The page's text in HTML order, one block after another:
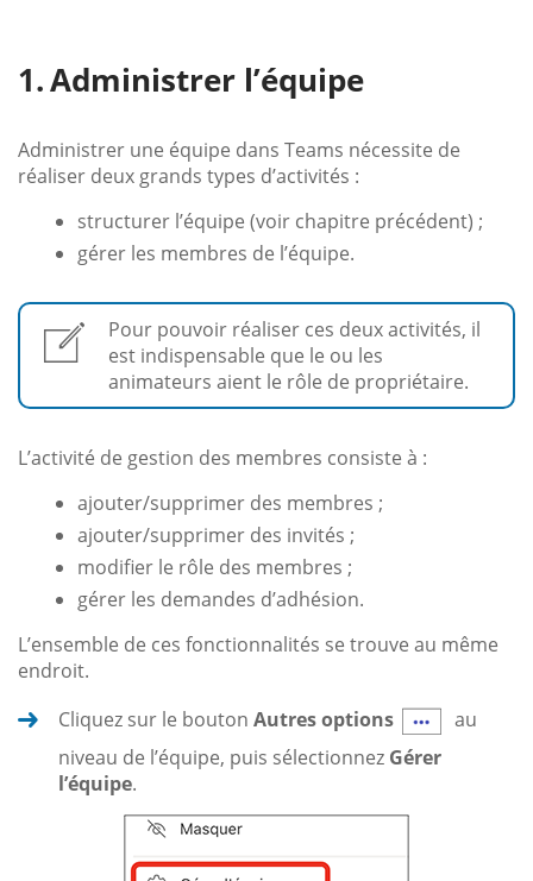
Administrer l’équipe
Administrer une équipe dans Teams nécessite de
réaliser deux grands types d’activités :
structurer l’équipe (voir chapitre précédent) ;
gérer les membres de l’équipe.
Pour pouvoir réaliser ces deux activités, il
est indispensable que le ou les
animateurs aient le rôle de propriétaire.
L’activité de gestion des membres consiste à :
ajouter/supprimer des membres ;
ajouter/supprimer des invités ;
modifier le rôle des membres ;
gérer les demandes d’adhésion.
L’ensemble de ces fonctionnalités se trouve au même
endroit.
Cliquez sur le bouton Autres options
au
niveau de l’équipe, puis sélectionnez Gérer
l’équipe.